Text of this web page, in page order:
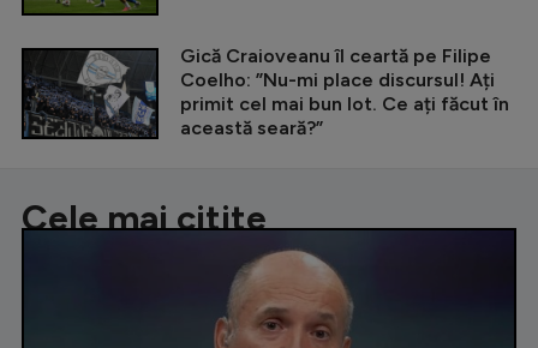
Gică Craioveanu îl ceartă pe Filipe
Coelho: ”Nu-mi place discursul! Ați
primit cel mai bun lot. Ce ați făcut în
această seară?”
Cele mai citite